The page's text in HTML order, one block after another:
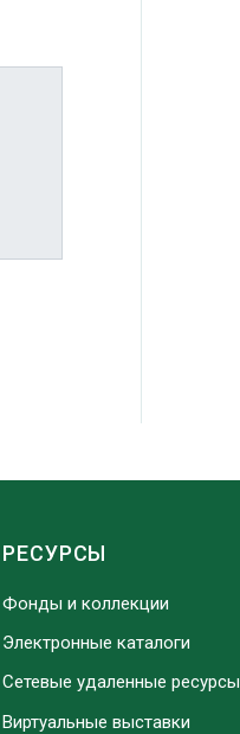
РЕСУРСЫ
Фонды и коллекции
Электронные каталоги
Сетевые удаленные ресурсы
Виртуальные выставки